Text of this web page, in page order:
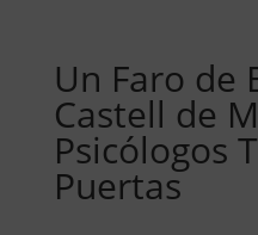
Un Faro de
Castell de
Psicólogos
Puertas